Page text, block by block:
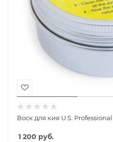
Воск для кия U.S.
1 200 руб.